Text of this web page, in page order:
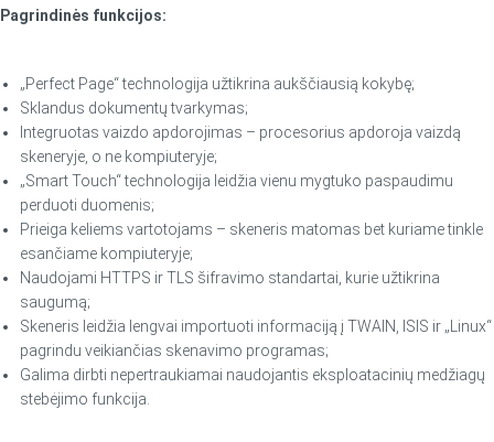
Pagrindinės funkcijos:
„Perfect Page“ technologija užtikrina aukščiausią kokybę;
Sklandus dokumentų tvarkymas;
Integruotas vaizdo apdorojimas – procesorius apdoroja vaizdą
skeneryje, o ne kompiuteryje;
„Smart Touch“ technologija leidžia vienu mygtuko paspaudimu
perduoti duomenis;
Prieiga keliems vartotojams – skeneris matomas bet kuriame tinkle
esančiame kompiuteryje;
Naudojami HTTPS ir TLS šifravimo standartai, kurie užtikrina
saugumą;
Skeneris leidžia lengvai importuoti informaciją į TWAIN, ISIS ir „Linux“
pagrindu veikiančias skenavimo programas;
Galima dirbti nepertraukiamai naudojantis eksploatacinių medžiagų
stebėjimo funkcija.